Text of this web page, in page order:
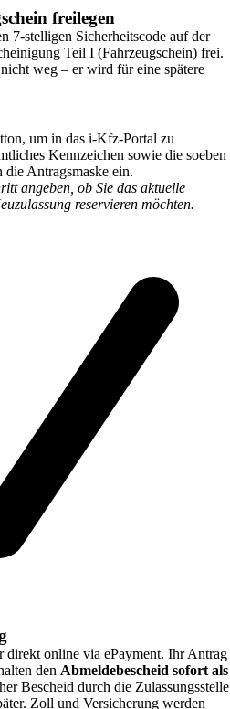
freilegen
7-stelligen Sicherheitscode auf der
Teil I (Fahrzeugschein) frei.
weg – er wird für eine spätere
um in das i-Kfz-Portal zu
Kennzeichen sowie die soeben
die Antragsmaske ein.
angeben, ob Sie das aktuelle
reservieren möchten.
direkt online via ePayment. Ihr Antrag
den Abmeldebescheid sofort als
Bescheid durch die Zulassungsstelle
Zoll und Versicherung werden